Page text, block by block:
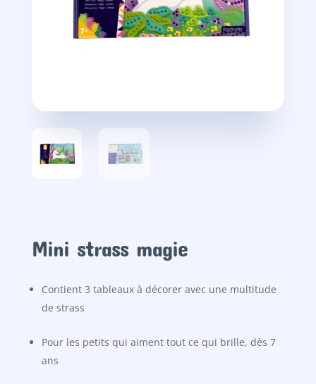
Mini strass magie
Contient 3 tableaux à décorer avec une multitude
de strass
Pour les petits qui aiment tout ce qui brille, dès 7
ans